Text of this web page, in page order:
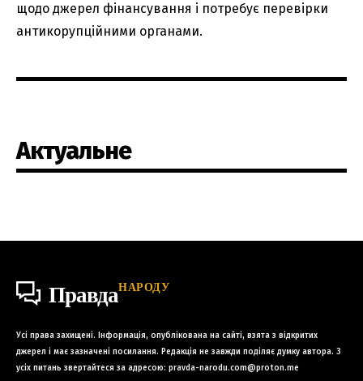
щодо джерел фінансування і потребує перевірки
антикорупційними органами.
Актуальне
ПравдаНАРОДУ
Усі права захищені. Інформація, опублікована на сайті, взята з відкритих
джерел і має зазначені посилання. Редакція не завжди поділяє думку автора. З
усіх питань звертайтеся за адресою: pravda-narodu.com@proton.me